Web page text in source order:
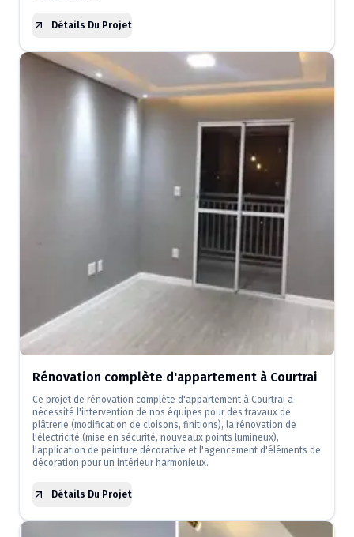
Détails Du Projet
Rénovation complète d'appartement à Courtrai
Ce projet de rénovation complète d'appartement à Courtrai a
nécessité l'intervention de nos équipes pour des travaux de
plâtrerie (modification de cloisons, finitions), la rénovation de
l'électricité (mise en sécurité, nouveaux points lumineux),
l'application de peinture décorative et l'agencement d'éléments de
décoration pour un intérieur harmonieux.
Détails Du Projet